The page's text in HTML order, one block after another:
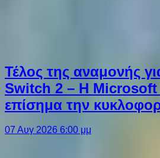
Τέλος της αναμονής
Switch 2 – Η Microsoft
επίσημα την
07 Αυγ 2026 6:00 μμ